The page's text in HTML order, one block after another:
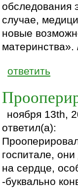
случае,
новые
ответить
ноября 13th,
ответил(а):
госпитале,
на сердце,
-буквально